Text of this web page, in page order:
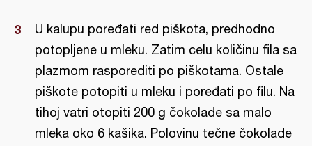
U kalupu poređati red piškota, predhodno
potopljene u mleku. Zatim celu količinu fila sa
plazmom rasporediti po piškotama. Ostale
piškote potopiti u mleku i poređati po filu. Na
tihoj vatri otopiti 200 g čokolade sa malo
mleka oko 6 kašika. Polovinu tečne čokolade